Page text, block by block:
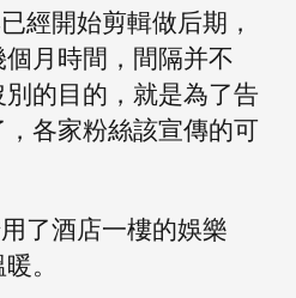
經開始剪輯做后期，
月時間，間隔并不
的目的，就是為了告
各家粉絲該宣傳的可
了酒店一樓的娛樂
。